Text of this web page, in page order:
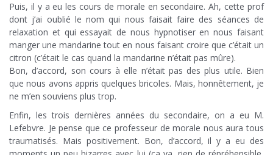
Puis, il y a eu les cours de morale en secondaire. Ah, cette prof
dont j’ai oublié le nom qui nous faisait faire des séances de
relaxation et qui essayait de nous hypnotiser en nous faisant
manger une mandarine tout en nous faisant croire que c’était un
citron (c’était le cas quand la mandarine n’était pas mûre).
Bon, d’accord, son cours à elle n’était pas des plus utile. Bien
que nous avons appris quelques bricoles. Mais, honnêtement, je
ne m’en souviens plus trop.
Enfin, les trois dernières années du secondaire, on a eu M.
Lefebvre. Je pense que ce professeur de morale nous aura tous
traumatisés. Mais positivement. Bon, d’accord, il y a eu des